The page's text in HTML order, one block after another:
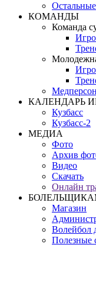
КОМАНДЫ
Команда
КАЛЕНДАРЬ
Кузбасс
Кузбасс-2
МЕДИА
Фото
Архив
Видео
Скачать
Онлайн
Магазин
Волейбол
Полезные